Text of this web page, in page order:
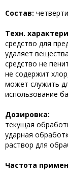
Состав:
Техн.
средство для
удаляет
средство не
не содержит
может служить
использование
Дозировка:
текущая
ударная
раствор для
Частота